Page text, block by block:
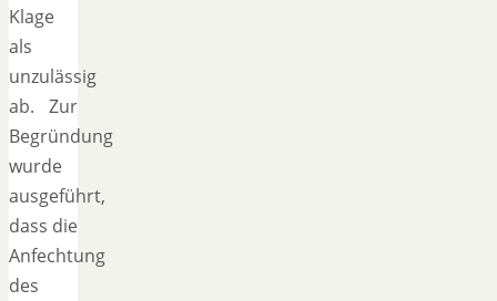
Klage
als
unzulässig
ab. Zur
Begründung
wurde
ausgeführt,
dass die
Anfechtung
des